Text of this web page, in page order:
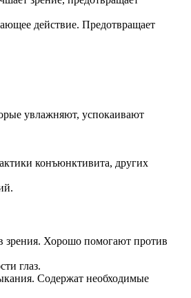
действие. Предотвращает
увлажняют, успокаивают
конъюнктивита, других
зрения. Хорошо помогают против
глаз.
Содержат необходимые